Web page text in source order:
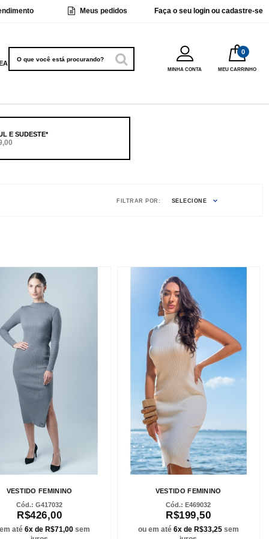
Faça o seu login ou cadastre-se
Meus pedidos
MEU CARRINHO
MINHA CONTA
E SUDESTE*
FILTRAR POR: SELECIONE
VESTIDO FEMININO
G417032
R$426,00
até 6x de R$71,00sem
VESTIDO FEMININO
E469032
R$199,50
ou em até 6x de R$33,25sem